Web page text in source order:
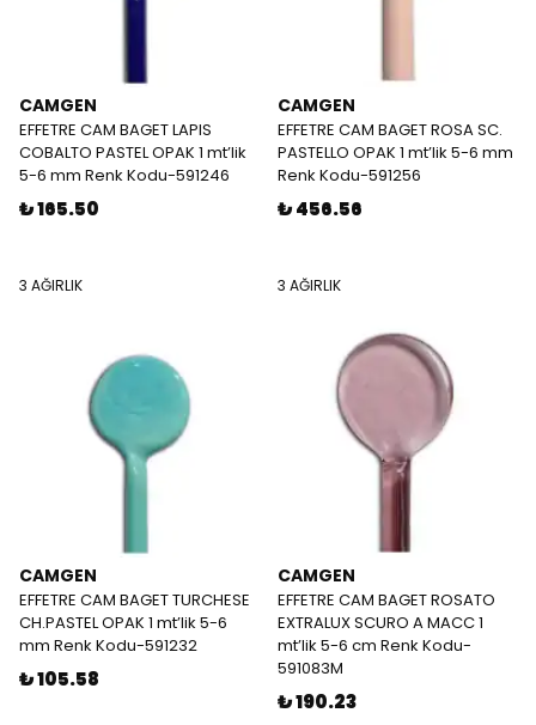
CAMGEN
EFFETRE CAM BAGET LAPIS
COBALTO PASTEL OPAK 1 mt’lik
5-6 mm Renk Kodu-591246
₺ 165.50
3 AĞIRLIK
CAMGEN
EFFETRE CAM BAGET ROSA SC.
PASTELLO OPAK 1 mt’lik 5-6 mm
Renk Kodu-591256
₺ 456.56
3 AĞIRLIK
CAMGEN
EFFETRE CAM BAGET TURCHESE
CH.PASTEL OPAK 1 mt’lik 5-6
mm Renk Kodu-591232
₺ 105.58
CAMGEN
EFFETRE CAM BAGET ROSATO
EXTRALUX SCURO A MACC 1
mt’lik 5-6 cm Renk Kodu-
591083M
₺ 190.23